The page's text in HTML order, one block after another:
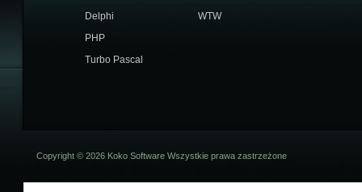
Delphi
PHP
Turbo Pascal
WTW
Copyright © 2026 Koko Software Wszystkie prawa zastrzeżone